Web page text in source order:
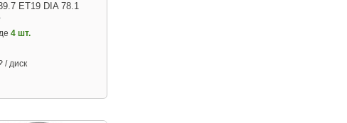
ET19 DIA 78.1
4 шт.
/ диск